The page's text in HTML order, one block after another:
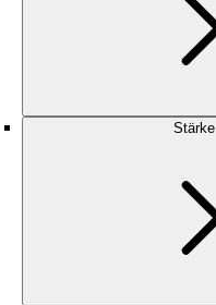
Stärke